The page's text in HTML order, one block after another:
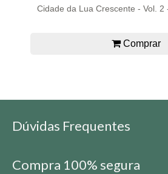
Cidade da Lua Crescente - Vol. 2
Comprar
Dúvidas Frequentes
Compra 100% segura